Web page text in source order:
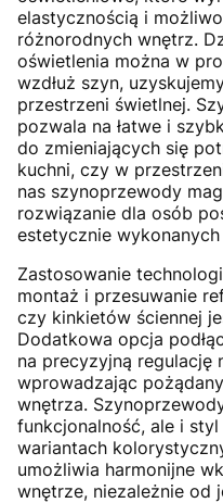
elastycznością i
różnorodnych wnętrz.
oświetlenia można w
wzdłuż szyn,
przestrzeni świetlnej.
pozwala na łatwe i
do zmieniających się
kuchni, czy w
nas szynoprzewody
rozwiązanie dla osób
estetycznie
Zastosowanie
montaż i przesuwanie
czy kinkietów ściennej
Dodatkowa opcja
na precyzyjną regulację
wprowadzając
wnętrza.
funkcjonalność, ale i
wariantach
umożliwia harmonijne
wnętrze, niezależnie od